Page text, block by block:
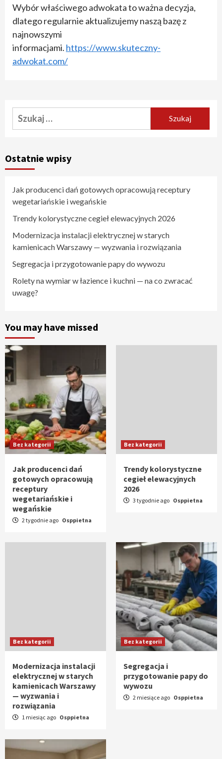
Wybór właściwego adwokata to ważna decyzja,
dlatego regularnie aktualizujemy naszą bazę z
najnowszymi
informacjami. https://www.skuteczny-
adwokat.com/
Szukaj:
Ostatnie wpisy
Jak producenci dań gotowych opracowują receptury
wegetariańskie i wegańskie
Trendy kolorystyczne cegieł elewacyjnych 2026
Modernizacja instalacji elektrycznej w starych
kamienicach Warszawy — wyzwania i rozwiązania
Segregacja i przygotowanie papy do wywozu
Rolety na wymiar w łazience i kuchni — na co zwracać
uwagę?
You may have missed
Bez kategorii
Jak producenci dań
gotowych opracowują
receptury
wegetariańskie i
wegańskie
2 tygodnie ago Osppietna
Bez kategorii
Trendy kolorystyczne
cegieł elewacyjnych
2026
3 tygodnie ago Osppietna
Bez kategorii
Modernizacja instalacji
elektrycznej w starych
kamienicach Warszawy
— wyzwania i
rozwiązania
1 miesiąc ago Osppietna
Bez kategorii
Segregacja i
przygotowanie papy do
wywozu
2 miesiące ago Osppietna